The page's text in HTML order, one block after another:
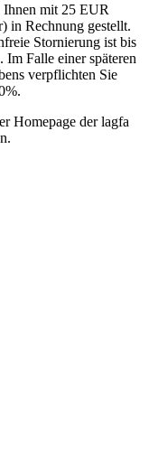
mit 25 EUR
in Rechnung gestellt.
Stornierung ist bis
Falle einer späteren
verpflichten Sie
Homepage der lagfa